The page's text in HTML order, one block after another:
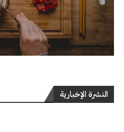
النشرة الإخبارية